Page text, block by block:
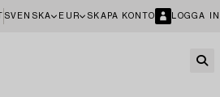
SVENSKA EUR SKAPA KONTO LOGGA IN